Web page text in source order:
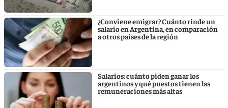
¿Conviene emigrar? Cuánto rinde un
salario en Argentina, en comparación
a otros países de la región
Salarios: cuánto piden ganar los
argentinos y qué puestos tienen las
remuneraciones más altas